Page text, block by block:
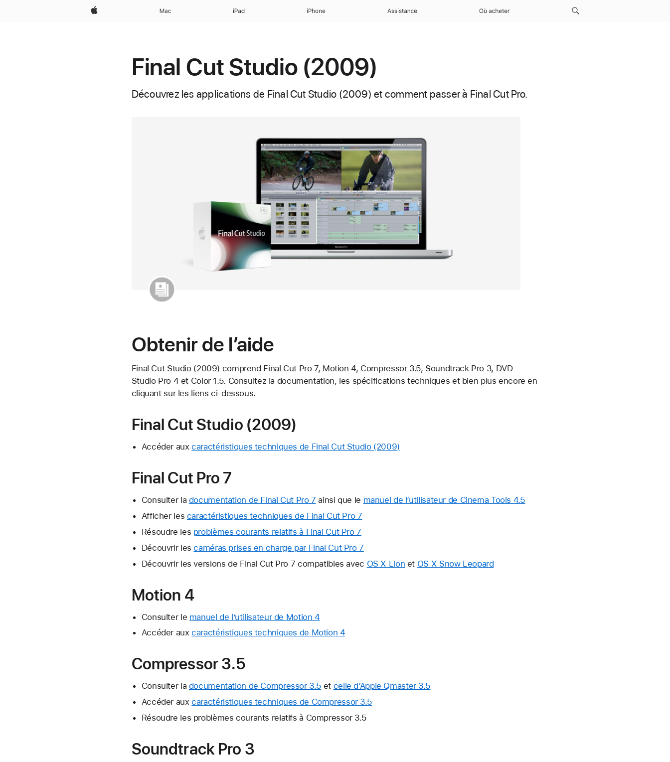
Apple Mac iPad iPhone Assistance Où acheter
Final Cut Studio (2009)
Découvrez les applications de Final Cut Studio (2009) et comment passer à Final Cut Pro.
Obtenir de l’aide
Final Cut Studio (2009) comprend Final Cut Pro 7, Motion 4, Compressor 3.5, Soundtrack Pro 3, DVD
Studio Pro 4 et Color 1.5. Consultez la documentation, les spécifications techniques et bien plus encore en
cliquant sur les liens ci-dessous.
Final Cut Studio (2009)
Accéder auxcaractéristiques techniques de Final Cut Studio (2009)
Final Cut Pro 7
Consulter la documentation de Final Cut Pro 7 ainsi que le manuel de l’utilisateur de Cinema Tools 4.5
Afficher les caractéristiques techniques de Final Cut Pro 7
Résoudre les problèmes courants relatifs à Final Cut Pro 7
Découvrir lescaméras prises en charge par Final Cut Pro 7
Découvrir les versions de Final Cut Pro 7 compatibles avec OS X Lion et OS X Snow Leopard
Motion 4
Consulter le manuel de l’utilisateur de Motion 4
Accéder auxcaractéristiques techniques de Motion 4
Compressor 3.5
Consulter la documentation de Compressor 3.5 et celle d’Apple Qmaster 3.5
Accéder auxcaractéristiques techniques de Compressor 3.5
Résoudre les problèmes courants relatifs à Compressor 3.5
Soundtrack Pro 3